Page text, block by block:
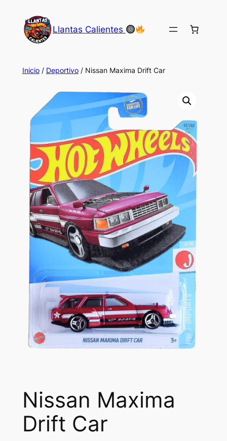
contenido
Llantas Calientes
Inicio/ Deportivo/ Nissan Maxima Drift Car
Nissan Maxima
Drift Car